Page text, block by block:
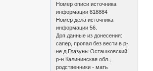
Номер описи источника
информации 818884
Номер дела источника
информации 56.
Доп.данные из донесения:
сапер, пропал без вести в р-
не д.Глазуны Осташковский
р-н Калининская обл.,
родственники - мать